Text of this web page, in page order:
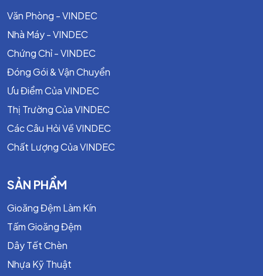
3.ĐẶC TÍNH TẤM NHỰA BAKELITE
3.1. Tính Cách Điện Xuất Sắc
Không dẫn điện, chống phóng điện và hồ quang.
Ổn định điện môi trong môi trường ẩm, nhiệt cao.
3.2. Khả Năng Chịu Nhiệt & Cơ Học Cao
Văn Phòng - VINDEC
Nhà Máy - VINDEC
Chứng Chỉ - VINDEC
Đóng Gói & Vận Chuyển
Ưu Điểm Của VINDEC
Thị Trường Của VINDEC
Các Câu Hỏi Về VINDEC
Chất Lượng Của VINDEC
SẢN PHẨM
Gioăng Đệm Làm Kín
Tấm Gioăng Đệm
Dây Tết Chèn
Nhựa Kỹ Thuật